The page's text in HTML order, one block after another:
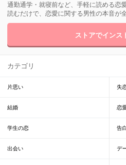
通勤通学・就寝前など、手軽に読める恋
読むだけで、恋愛に関する男性の本音が
ストアでインス
カテゴリ
片思い 失
結婚 恋
学生の恋 告白
出会い デ